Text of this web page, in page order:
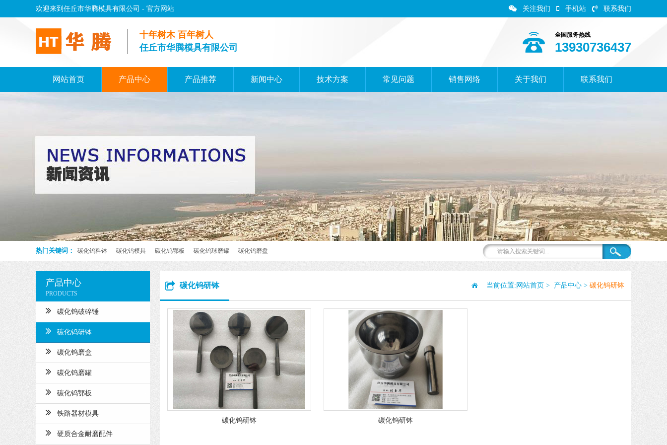
欢迎来到任丘市华腾模具有限公司 - 官方网站 关注我们 手机站 联系我们
全国服务热线
13930736437
十年树木 百年树人
任丘市华腾模具有限公司
网站首页 产品中心 产品推荐 新闻中心 技术方案 常见问题 销售网络 关于我们 联系我们
热门关键词： 碳化钨料钵 碳化钨模具 碳化钨鄂板 碳化钨球磨罐 碳化钨磨盘
产品中心
PRODUCTS
碳化钨破碎锤
碳化钨研钵
碳化钨磨盒
碳化钨磨罐
碳化钨鄂板
铁路器材模具
硬质合金耐磨配件
碳化钨研钵 当前位置: 网站首页 > 产品中心 > 碳化钨研钵
碳化钨研钵 碳化钨研钵